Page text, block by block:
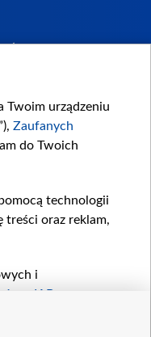
Twoim urządzeniu
Zaufanych
do Twoich
technologii
treści oraz reklam,
i
z IAB
reklam,
pomiaru